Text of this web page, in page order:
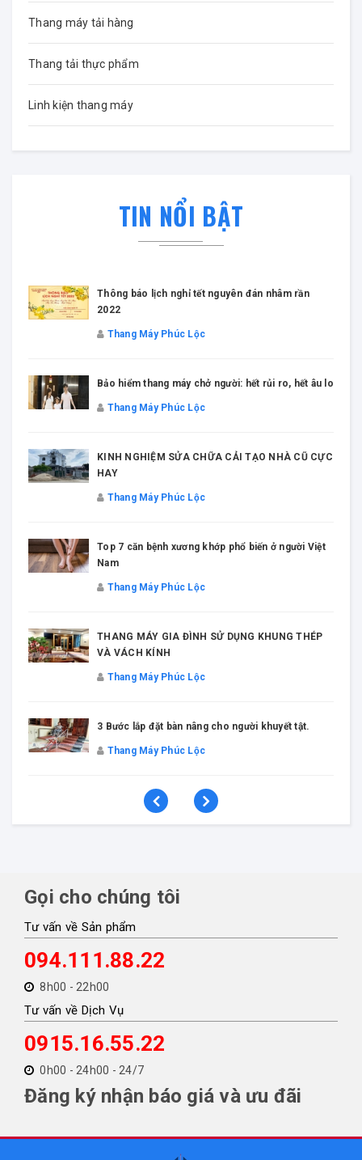
Thang máy tải hàng
Thang tải thực phẩm
Linh kiện thang máy
TIN NỔI BẬT
Thông báo lịch nghỉ tết nguyên đán nhâm rần
2022
Thang Máy Phúc Lộc
Bảo hiểm thang máy chở người: hết rủi ro, hết âu lo
Thang Máy Phúc Lộc
KINH NGHIỆM SỬA CHỮA CẢI TẠO NHÀ CŨ CỰC
HAY
Thang Máy Phúc Lộc
Top 7 căn bệnh xương khớp phổ biến ở người Việt
Nam
Thang Máy Phúc Lộc
THANG MÁY GIA ĐÌNH SỬ DỤNG KHUNG THÉP
VÀ VÁCH KÍNH
Thang Máy Phúc Lộc
3 Bước lắp đặt bàn nâng cho người khuyết tật.
Thang Máy Phúc Lộc
Gọi cho chúng tôi
Tư vấn về Sản phẩm
094.111.88.22
8h00 - 22h00
Tư vấn về Dịch Vụ
0915.16.55.22
0h00 - 24h00 - 24/7
Đăng ký nhận báo giá và ưu đãi